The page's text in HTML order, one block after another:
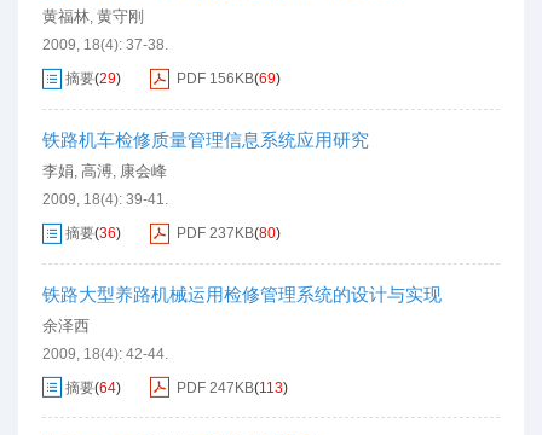
黄福林, 黄守刚
2009, 18(4): 37-38.
摘要(29) PDF 156KB(69)
铁路机车检修质量管理信息系统应用研究
李娟 高溥 康会峰
2009, 18(4): 39-41.
摘要(36) PDF 237KB(80)
铁路大型养路机械运用检修管理系统的设计与实现
余泽西
2009, 18(4): 42-44.
摘要(64) PDF 247KB(113)